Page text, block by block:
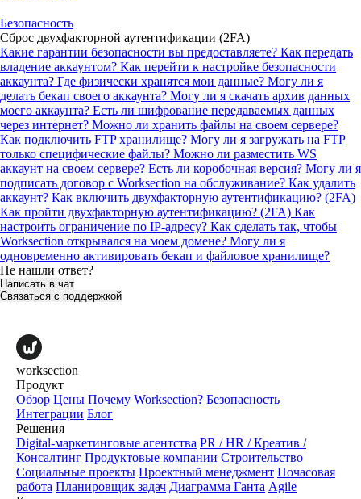
Безопасность
Сброс двухфакторной аутентификации (2FA)
Какие гарантии безопасности вы предоставляете? Как передать
владение аккаунтом? Как перейти к настройке безопасности
аккаунта? Где физически хранятся мои данные? Могу ли я
делать бекап своего аккаунта? Могу ли я скачать архив данных
моего аккаунта? Есть ли шифрование передаваемых данных
через интернет? Можно ли хранить файлы на своем сервере?
Как подключить FTP хранилище? Могу ли я загружать на FTP
только специфические файлы? Можно ли разместить WS
аккаунт на своем сервере? Есть ли коробочная версия? Могу ли я
подписать договор с Worksection на обслуживание? Как удалить
аккаунт? Как включить двухфакторную аутентификацию? (2FA)
Как пройти двухфакторную аутентификацию? (2FA) Как
настроить ограничение по IP-адресу? Как сделать так, чтобы
Worksection открывался на моем домене? Могу ли я
одновременно активировать бекап и файловое хранилище?
Не нашли ответ?
Написать в чат
Связаться с поддержкой
worksection
Продукт
Обзор Цены Почему Worksection? Безопасность
Интеграции Блог
Решения
Digital-маркетинговые агентства PR / HR / Креатив /
Консалтинг Продуктовые компании Строительство
Социальные проекты Проектный менеджмент Почасовая
работа Планировщик задач Диаграмма Ганта Agile